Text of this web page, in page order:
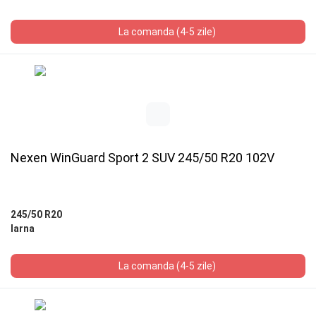
La comanda (4-5 zile)
Nexen WinGuard Sport 2 SUV 245/50 R20 102V
245/50 R20
Iarna
La comanda (4-5 zile)